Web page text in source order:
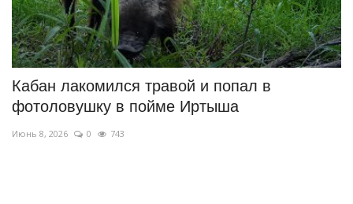
Кабан лакомился травой и попал в
фотоловушку в пойме Иртыша
Июнь 8, 2026 0 743